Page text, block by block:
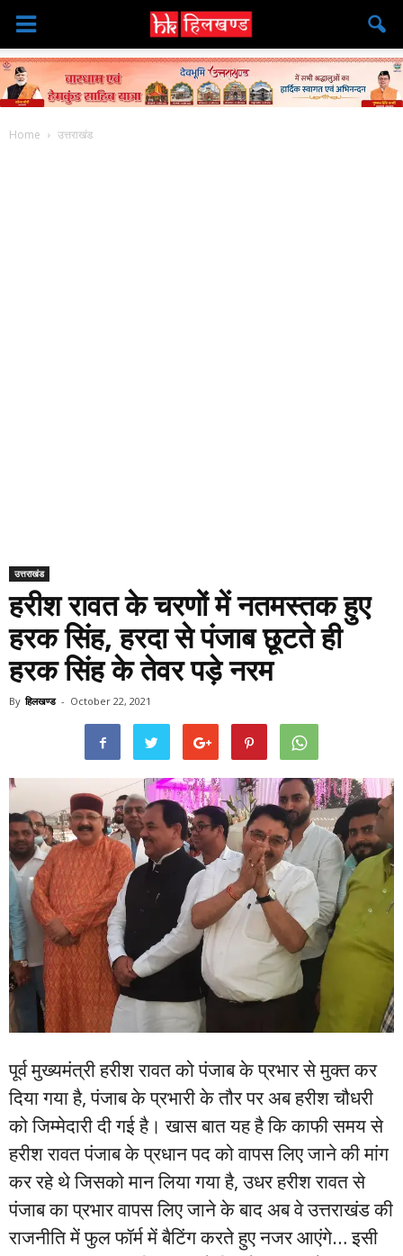
Home उत्तराखंड
उत्तराखंड
हरीश रावत के चरणों में नतमस्तक हुए
हरक सिंह, हरदा से पंजाब छूटते ही
हरक सिंह के तेवर पड़े नरम
By हिलखण्ड - October 22, 2021
पूर्व मुख्यमंत्री हरीश रावत को पंजाब के प्रभार से मुक्त कर
दिया गया है, पंजाब के प्रभारी के तौर पर अब हरीश चौधरी
को जिम्मेदारी दी गई है। खास बात यह है कि काफी समय से
हरीश रावत पंजाब के प्रधान पद को वापस लिए जाने की मांग
कर रहे थे जिसको मान लिया गया है, उधर हरीश रावत से
पंजाब का प्रभार वापस लिए जाने के बाद अब वे उत्तराखंड की
राजनीति में फुल फॉर्म में बैटिंग करते हुए नजर आएंगे… इसी